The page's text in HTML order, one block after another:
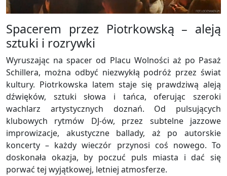
Spacerem przez Piotrkowską – aleją
sztuki i rozrywki
Wyruszając na spacer od Placu Wolności aż po Pasaż
Schillera, można odbyć niezwykłą podróż przez świat
kultury. Piotrkowska latem staje się prawdziwą aleją
dźwięków, sztuki słowa i tańca, oferując szeroki
wachlarz artystycznych doznań. Od pulsujących
klubowych rytmów DJ-ów, przez subtelne jazzowe
improwizacje, akustyczne ballady, aż po autorskie
koncerty – każdy wieczór przynosi coś nowego. To
doskonała okazja, by poczuć puls miasta i dać się
porwać tej wyjątkowej, letniej atmosferze.